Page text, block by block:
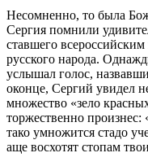
Несомненно, то была
Сергия помнили
ставшего
русского народа.
услышал голос,
оконце, Сергий увидел
множество «зело
торжественно
тако умножится стадо
аще восхотят стопам